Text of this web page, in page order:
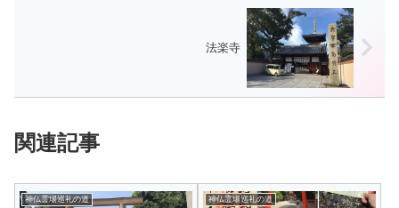
法楽寺
関連記事
神仏霊場巡礼の道 神仏霊場巡礼の道